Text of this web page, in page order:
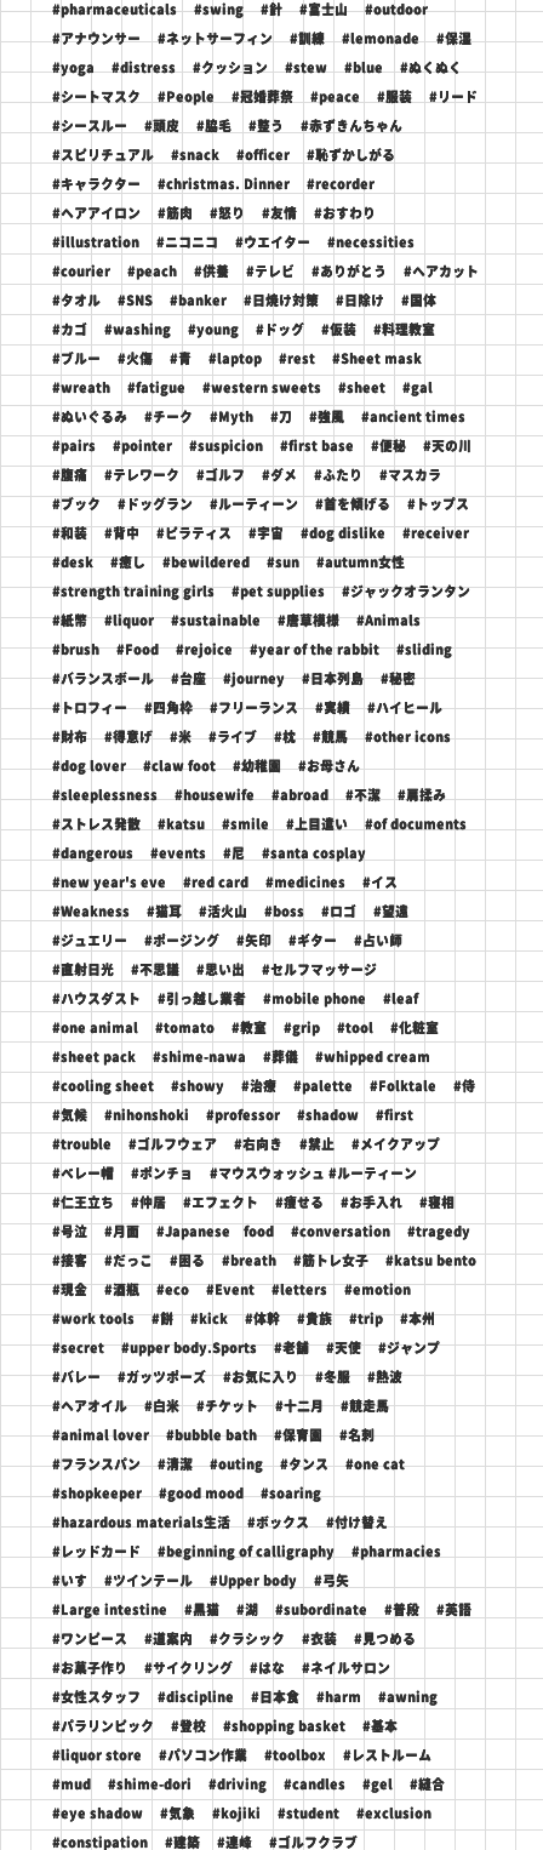
#pharmaceuticals #swing #針 #富士山 #outdoor
#アナウンサー #ネットサーフィン #訓練 #lemonade #保湿
#yoga #distress #クッション #stew #blue #ぬくぬく
#シートマスク #People #冠婚葬祭 #peace #服装 #リード
#シースルー #頭皮 #脇毛 #整う #赤ずきんちゃん
#スピリチュアル #snack #officer #恥ずかしがる
#キャラクター #christmas. Dinner #recorder
#ヘアアイロン #筋肉 #怒り #友情 #おすわり
#illustration #ニコニコ #ウエイター #necessities
#courier #peach #供養 #テレビ #ありがとう #ヘアカット
#タオル #SNS #banker #日焼け対策 #日除け #国体
#カゴ #washing #young #ドッグ #仮装 #料理教室
#ブルー #火傷 #青 #laptop #rest #Sheet mask
#wreath #fatigue #western sweets #sheet #gal
#ぬいぐるみ #チーク #Myth #刀 #強風 #ancient times
#pairs #pointer #suspicion #first base #便秘 #天の川
#腹痛 #テレワーク #ゴルフ #ダメ #ふたり #マスカラ
#ブック #ドッグラン #ルーティーン #首を傾げる #トップス
#和装 #背中 #ピラティス #宇宙 #dog dislike #receiver
#desk #癒し #bewildered #sun #autumn女性
#strength training girls #pet supplies #ジャックオランタン
#紙幣 #liquor #sustainable #唐草模様 #Animals
#brush #Food #rejoice #year of the rabbit #sliding
#バランスボール #台座 #journey #日本列島 #秘密
#トロフィー #四角枠 #フリーランス #実績 #ハイヒール
#財布 #得意げ #米 #ライブ #枕 #競馬 #other icons
#dog lover #claw foot #幼稚園 #お母さん
#sleeplessness #housewife #abroad #不潔 #肩揉み
#ストレス発散 #katsu #smile #上目遣い #of documents
#dangerous #events #尼 #santa cosplay
#new year's eve #red card #medicines #イス
#Weakness #猫耳 #活火山 #boss #ロゴ #望遠
#ジュエリー #ポージング #矢印 #ギター #占い師
#直射日光 #不思議 #思い出 #セルフマッサージ
#ハウスダスト #引っ越し業者 #mobile phone #leaf
#one animal #tomato #教室 #grip #tool #化粧室
#sheet pack #shime-nawa #葬儀 #whipped cream
#cooling sheet #showy #治療 #palette #Folktale #侍
#気候 #nihonshoki #professor #shadow #first
#trouble #ゴルフウェア #右向き #禁止 #メイクアップ
#ベレー帽 #ポンチョ #マウスウォッシュ #ルーティーン
#仁王立ち #仲居 #エフェクト #痩せる #お手入れ #寝相
#号泣 #月面 #Japanese food #conversation #tragedy
#接客 #だっこ #困る #breath #筋トレ女子 #katsu bento
#現金 #酒瓶 #eco #Event #letters #emotion
#work tools #餅 #kick #体幹 #貴族 #trip #本州
#secret #upper body.Sports #老舗 #天使 #ジャンプ
#バレー #ガッツポーズ #お気に入り #冬服 #熱波
#ヘアオイル #白米 #チケット #十二月 #競走馬
#animal lover #bubble bath #保育園 #名刺
#フランスパン #清潔 #outing #タンス #one cat
#shopkeeper #good mood #soaring
#hazardous materials生活 #ボックス #付け替え
#レッドカード #beginning of calligraphy #pharmacies
#いす #ツインテール #Upper body #弓矢
#Large intestine #黒猫 #湖 #subordinate #普段 #英語
#ワンピース #道案内 #クラシック #衣装 #見つめる
#お菓子作り #サイクリング #はな #ネイルサロン
#女性スタッフ #discipline #日本食 #harm #awning
#パラリンピック #登校 #shopping basket #基本
#liquor store #パソコン作業 #toolbox #レストルーム
#mud #shime-dori #driving #candles #gel #縫合
#eye shadow #気象 #kojiki #student #exclusion
#constipation #建築 #連峰 #ゴルフクラブ